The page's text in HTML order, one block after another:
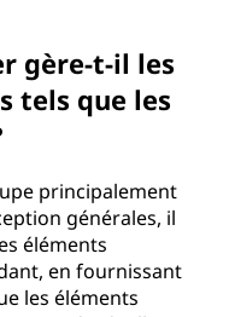
gère-t-il les
tels que les
principalement
générales, il
éléments
en fournissant
les éléments